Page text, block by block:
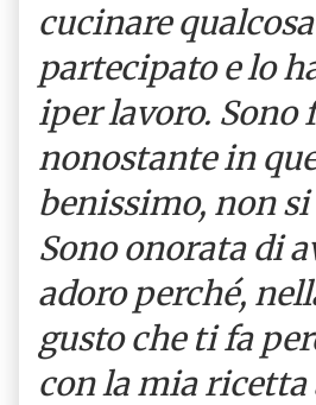
cucinare
partecipato e lo
iper lavoro. Sono
nonostante in
benissimo, non
Sono onorata di
adoro perché,
gusto che ti fa
con la mia ricetta